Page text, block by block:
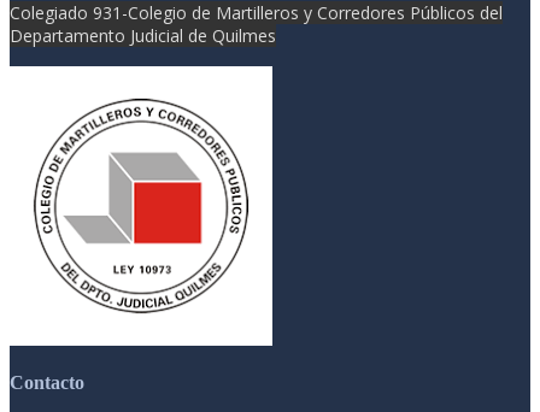
Colegiado 931-Colegio de Martilleros y Corredores Públicos del
Departamento Judicial de Quilmes
Contacto